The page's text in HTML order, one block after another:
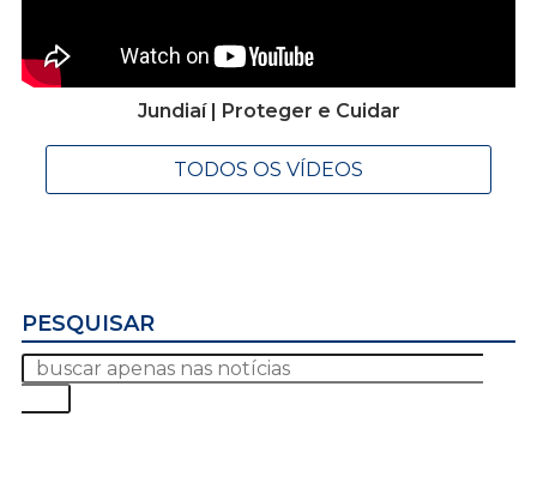
Jundiaí | Proteger e Cuidar
TODOS OS VÍDEOS
PESQUISAR